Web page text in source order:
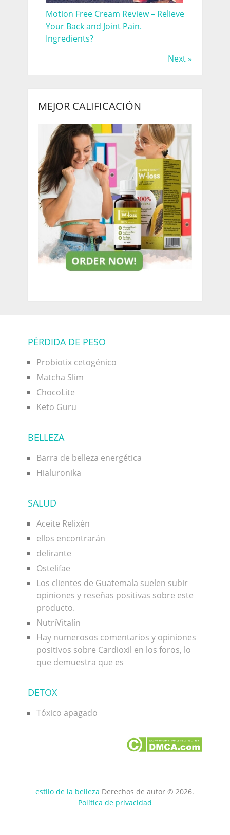
Motion Free Cream Review – Relieve
Your Back and Joint Pain.
Ingredients?
Next »
MEJOR CALIFICACIÓN
PÉRDIDA DE PESO
Probiotix cetogénico
Matcha Slim
ChocoLite
Keto Guru
BELLEZA
Barra de belleza energética
Hialuronika
SALUD
Aceite Relixén
ellos encontrarán
delirante
Ostelifae
Los clientes de Guatemala suelen subir
opiniones y reseñas positivas sobre este
producto.
NutriVitalín
Hay numerosos comentarios y opiniones
positivos sobre Cardioxil en los foros, lo
que demuestra que es
DETOX
Tóxico apagado
estilo de la belleza Derechos de autor © 2026.
Política de privacidad